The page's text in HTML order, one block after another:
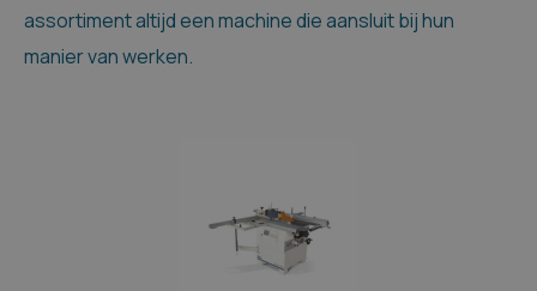
assortiment altijd een machine die aansluit bij hun
manier van werken.